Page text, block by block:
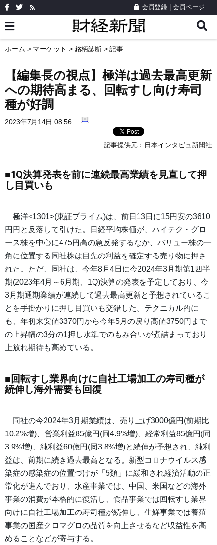
会員登録 会員ページ
ホーム > マーケット > 銘柄診断 > 記事
【編集長の視点】極洋は過去最高更新
への期待高まる、回転すし向け寿司
種が好調
2023年7月14日 08:56
記事提供元： 日本インタビュ新聞社
■1Q決算発表を前に連続最高業績を見直して押
し目買いも
極洋<1301>(東証プライム)は、前日13日に15円安の3610
円円と反落して引けた。日経平均株価が、ハイテク・グロ
ース株を中心に475円高の急反発するなか、バリュー株の一
角に位置する同社株は目先の利益を確定する売り物に押さ
れた。ただ、同社は、今年8月4日に今2024年3月期第1四半
期(2023年4月～6月期、1Q)決算の発表を予定しており、今
3月期通期業績が連続して過去最高更新と予想されているこ
とを手掛かりに押し目買いも交錯した。テクニカル的に
も、年初来安値3370円から今年5月の戻り高値3750円まで
の上昇幅の3分の1押し水準でのもみ合いが煮詰まっており
上放れ期待も高めている。
■回転すし業界向けに自社工場加工の寿司種が
続伸し海外需要も回復
同社の今2024年3月期業績は、売り上げ3000億円(前期比
10.2%増)、営業利益85億円(同4.9%増)、経常利益85億円(同
3.9%増)、純利益60億円(同3.8%増)と続伸が予想され、純利
益は、前期に続き過去最高となる。新型コロナウイルス感
染症の感染症の位置づけが「5類」に緩和され経済活動の正
常化が進んでおり、水産事業では、中国、米国などの海外
事業の消費が本格的に復活し、食品事業では回転すし業界
向けに自社工場加工の寿司種が続伸し、生鮮事業では養殖
事業の国産クロマグロの品質を向上させるなど収益性を高
めることなどが寄与する。